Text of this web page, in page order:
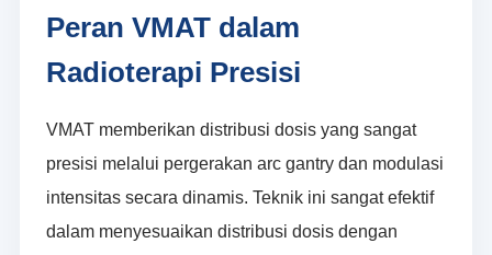
Peran VMAT dalam
Radioterapi Presisi
VMAT memberikan distribusi dosis yang sangat
presisi melalui pergerakan arc gantry dan modulasi
intensitas secara dinamis. Teknik ini sangat efektif
dalam menyesuaikan distribusi dosis dengan